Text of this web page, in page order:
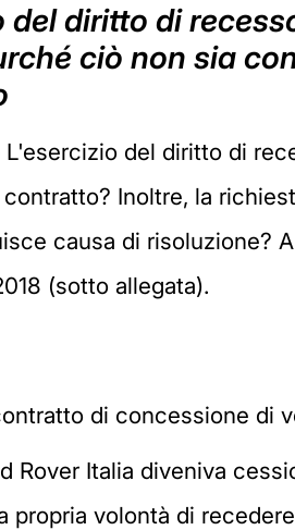
del diritto di
ciò non sia
L'esercizio del diritto di
Inoltre, la
causa di risoluzione?
(sotto allegata).
di concessione di
Rover Italia diveniva
propria volontà di